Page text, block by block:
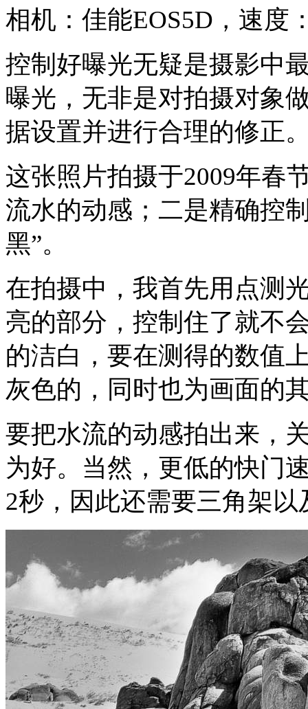
相机：佳能EOS5D，速度
控制好曝光无疑是摄影中
曝光，无非是对拍摄对象
据设置并进行合理的修正
这张照片拍摄于2009年春
流水的动感；二是精确控
黑”。
在拍摄中，我首先用点测
亮的部分，控制住了就不
的洁白，要在测得的数值
灰色的，同时也为画面的
要把水流的动感拍出来，
为好。当然，更低的快门
2秒，因此还需要三角架以